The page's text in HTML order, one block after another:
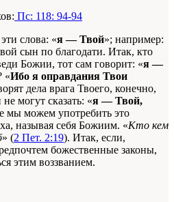
Пс: 118: 94-94
слова: «я — Твой»; например:
сын по благодати. Итак, кто
Божии, тот сам говорит: «я —
«Ибо я оправдания Твои
дела врага Твоего, конечно,
могут сказать: «я — Твой,
мы можем употребить это
называя себя Божиим. «Кто кем
» (2 Пет. 2:19). Итак, если,
божественные законы,
этим воззванием.